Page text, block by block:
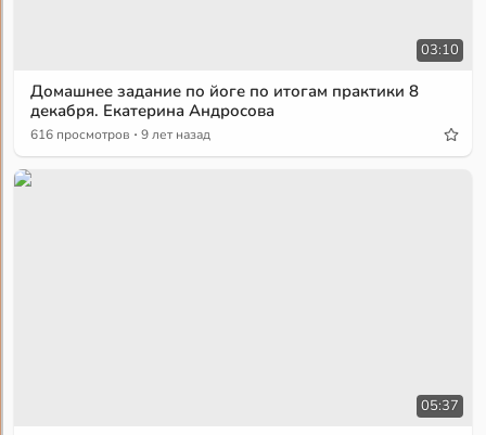
03:10
Домашнее задание по йоге по итогам практики 8
декабря. Екатерина Андросова
616 просмотров · 9 лет назад
05:37